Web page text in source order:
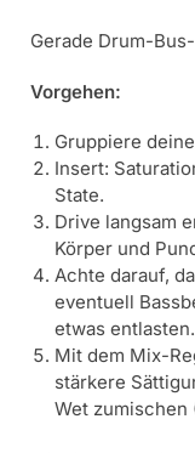
Gerade Drum-
Vorgehen:
Gruppiere
Insert:
State.
Drive langsam
Körper und
Achte darauf,
eventuell
etwas entlasten.
Mit dem Mix-
stärkere
Wet zumischen